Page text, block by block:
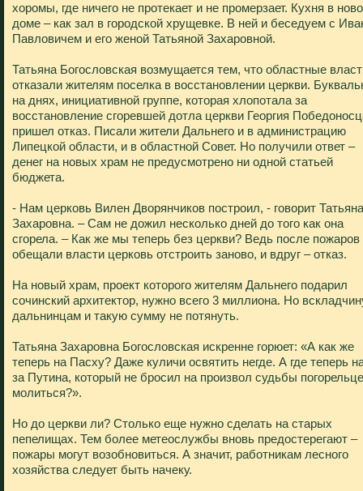
хоромы, где ничего не протекает и не промерзает. Кухня в
доме – как зал в городской хрущевке. В ней и беседуем с
Павловичем и его женой Татьяной Захаровной.
Татьяна Богословская возмущается тем, что областные
отказали жителям поселка в восстановлении церкви.
на днях, инициативной группе, которая хлопотала за
восстановление сгоревшей дотла церкви Георгия
пришел отказ. Писали жители Дальнего и в администрацию
Липецкой области, и в областной Совет. Но получили ответ –
денег на новых храм не предусмотрено ни одной статьей
бюджета.
- Нам церковь Вилен Дворянчиков построил, - говорит Татьяна
Захаровна. – Сам не дожил несколько дней до того как она
сгорела. – Как же мы теперь без церкви? Ведь после пожаров
обещали власти церковь отстроить заново, и вдруг – отказ.
На новый храм, проект которого жителям Дальнего подарил
сочинский архитектор, нужно всего 3 миллиона. Но
дальнинцам и такую сумму не потянуть.
Татьяна Захаровна Богословская искренне горюет: «А как же
теперь на Пасху? Даже куличи освятить негде. А где теперь
за Путина, который не бросил на произвол судьбы
молиться?».
Но до церкви ли? Столько еще нужно сделать на старых
пепелищах. Тем более метеослужбы вновь предостерегают –
пожары могут возобновиться. А значит, работникам лесного
хозяйства следует быть начеку.